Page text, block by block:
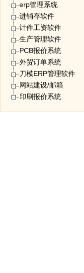
erp管理系统
进销存软件
计件工资软件
生产管理软件
PCB报价系统
外贸订单系统
刀模ERP管理软件
网站建设/邮箱
印刷报价系统